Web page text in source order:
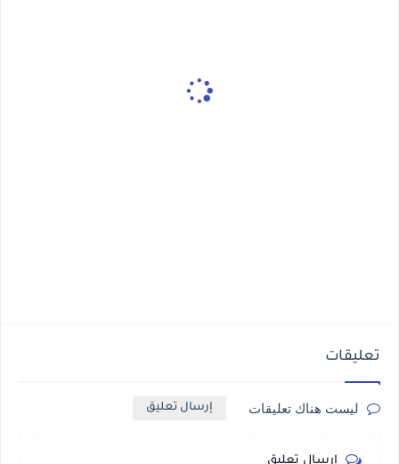
تعليقات
ليست هناك تعليقات إرسال تعليق
إرسال تعليق